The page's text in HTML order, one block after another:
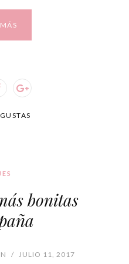
bonitas
/ JULIO 11, 2017